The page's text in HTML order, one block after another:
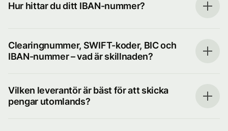
Hur hittar du ditt IBAN-nummer?
Clearingnummer, SWIFT-koder, BIC och
IBAN-nummer – vad är skillnaden?
Vilken leverantör är bäst för att skicka
pengar utomlands?